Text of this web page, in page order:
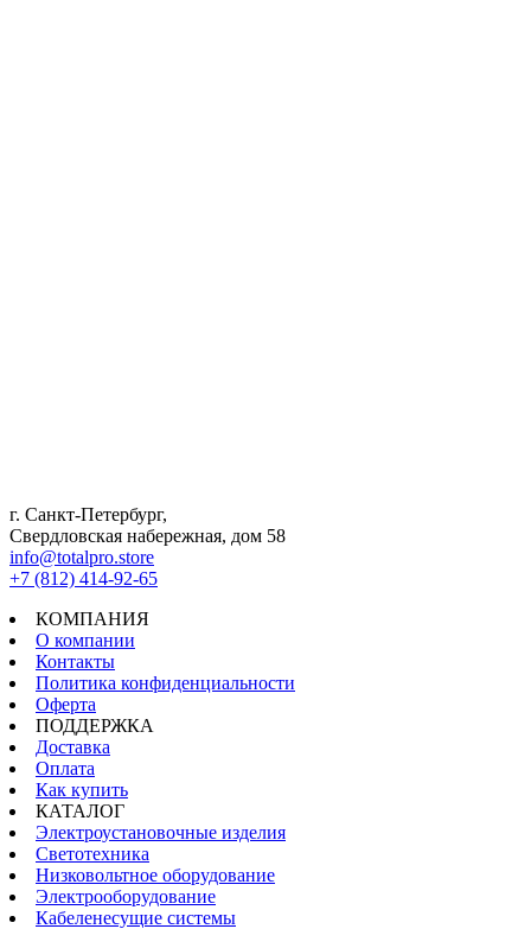
г. Санкт-Петербург,
Свердловская набережная, дом 58
info@totalpro.store
+7 (812) 414-92-65
КОМПАНИЯ
О компании
Контакты
Политика конфиденциальности
Оферта
ПОДДЕРЖКА
Доставка
Оплата
Как купить
КАТАЛОГ
Электроустановочные изделия
Светотехника
Низковольтное оборудование
Электрооборудование
Кабеленесущие системы